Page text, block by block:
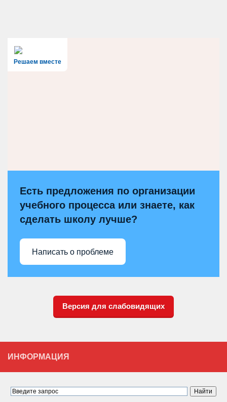
Решаем вместе
Есть предложения по организации
учебного процесса или знаете, как
сделать школу лучше?
Написать о проблеме
Версия для слабовидящих
ИНФОРМАЦИЯ